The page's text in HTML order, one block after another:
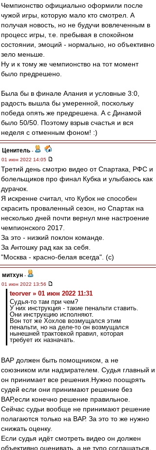
Чемпионство официально оформили после
чужой игры, которую мало кто смотрел. А
получая новость, но не будучи вовлеченным в
процесс игры, т.е. пребывая в спокойном
состоянии, эмоций - нормально, но объективно
зело меньше.
Ну и к тому же чемпионство на тот момент
было предрешено.
Была бы в финале Алания и условные 3:0,
радость вышла бы умеренной, поскольку
победа опять же предрешена. А с Динамой
было 50/50. Поэтому взрыв счастья и вся
неделя с отменным фоном! :)
Ценитель -
01 июн 2022 14:05
Третий день смотрю видео от Спартака, РФС и
болельщиков про финал Кубка и улыбаюсь как
дурачок.
Я искренне считал, что Кубок не способен
скрасить проваленный сезон, но Спартак на
несколько дней почти вернул мне настроение
чемпионского 2017.
За это - низкий поклон команде.
За Антошку рад как за себя.
"Москва - красно-белая всегда". (с)
митхун -
01 июн 2022 13:56
teorver » 01 июн 2022 11:31
Судья-то там при чем?
У них инструкция - такие пенальти ставить.
Они инструкцию исполняют.
Вон тот же Хохлов возмущался этим
пенальти, но на деле-то он возмущался
нынешней трактовкой правил, которая
требует их назначать.
ВАР должен быть помощником, а не
союзником или надзирателем. Судья главный и
он принимает все решения.Нужно поощрять
судей если они принимают решение без
ВАР,если конечно решение правильное.
Сейчас судьи вообще не принимают решение
полагаются только на ВАР. За это то же нужно
снижать оценку.
Если судья идёт смотреть видео он должен
объективно оценивать, а не тупо соглашаться.